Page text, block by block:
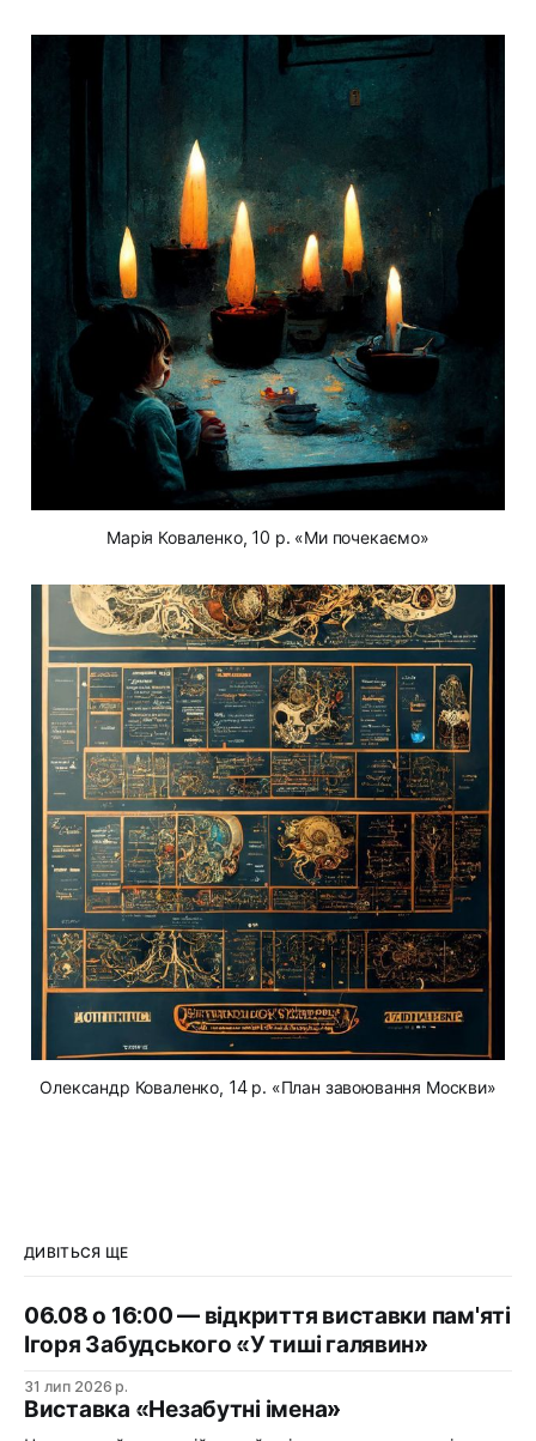
Марія Коваленко, 10 р. «Ми почекаємо»
Олександр Коваленко, 14 р. «План завоювання Москви»
ДИВІТЬСЯ ЩЕ
06.08 о 16:00 — відкриття виставки пам'яті
Ігоря Забудського «У тиші галявин»
31 лип 2026 р.
Виставка «Незабутні імена»